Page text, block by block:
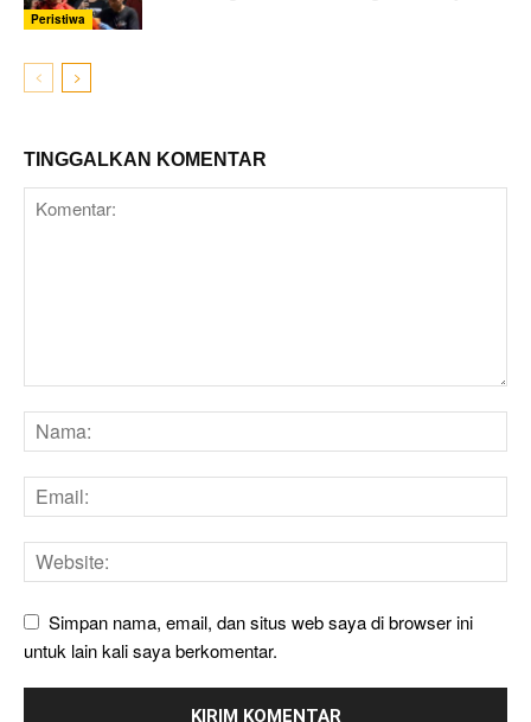
Peristiwa
TINGGALKAN KOMENTAR
Simpan nama, email, dan situs web saya di browser ini
untuk lain kali saya berkomentar.